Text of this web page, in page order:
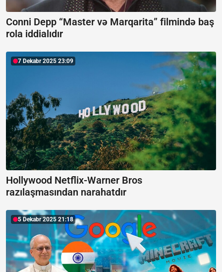
Conni Depp “Master və Marqarita” filmində baş
rola iddialıdır
7 Dekabr 2025 23:09
Hollywood Netflix-Warner Bros
razılaşmasından narahatdır
5 Dekabr 2025 21:18